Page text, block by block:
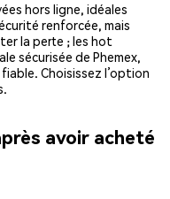
hors ligne, idéales
renforcée, mais
la perte ; les hot
sécurisée de Phemex,
Choisissez l’option
avoir acheté